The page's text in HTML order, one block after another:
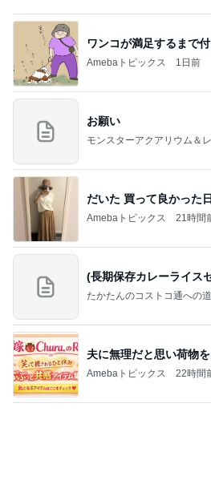
お願い
モンスターアクアリウム＆
だいた 買って良かった
Amebaトピックス 21時間
(長期保存カレーライス
たかたんのコストコ通への道
夫に無理だと思い荷物を
Amebaトピックス 22時間前
2026/07/27(K) 4本
何でかな？何でだろ？ 11